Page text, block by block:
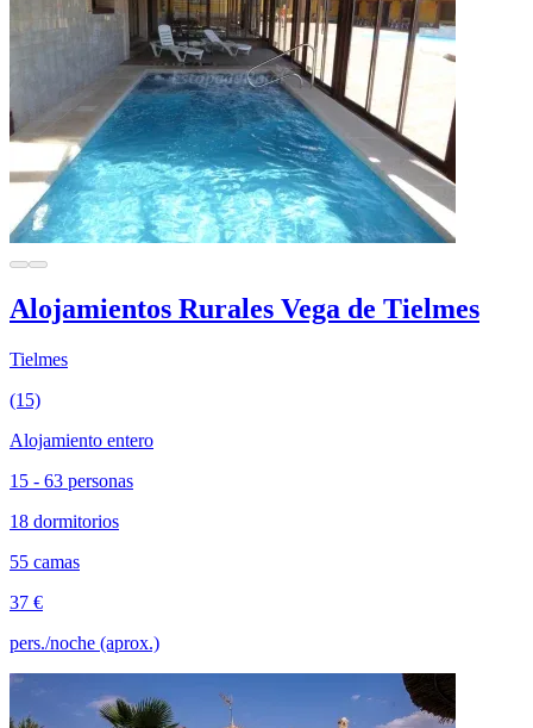
Alojamientos Rurales Vega de Tielmes
Tielmes
(15)
Alojamiento entero
15 - 63 personas
18 dormitorios
55 camas
37 €
pers./noche (aprox.)